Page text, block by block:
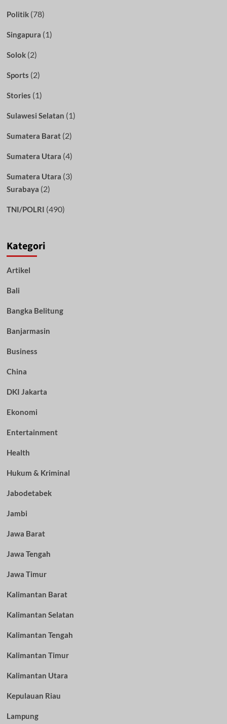
Politik(78)
Singapura (1)
Solok(2)
Sports (2)
Stories (1)
Sulawesi Selatan (1)
Sumatera Barat(2)
Sumatera Utara (4)
Sumatera Utara (3)
Surabaya (2)
TNI/POLRI (490)
Kategori
Artikel
Bali
Bangka Belitung
Banjarmasin
Business
China
DKI Jakarta
Ekonomi
Entertainment
Health
Hukum & Kriminal
Jabodetabek
Jambi
Jawa Barat
Jawa Tengah
Jawa Timur
Kalimantan Barat
Kalimantan Selatan
Kalimantan Tengah
Kalimantan Timur
Kalimantan Utara
Kepulauan Riau
Lampung